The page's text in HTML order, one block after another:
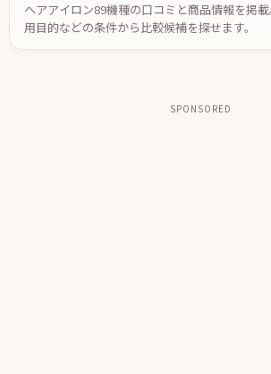
ヘアアイロン89機種の口コミと商品情報を掲
用目的などの条件から比較候補を探せます。
SPONSORED